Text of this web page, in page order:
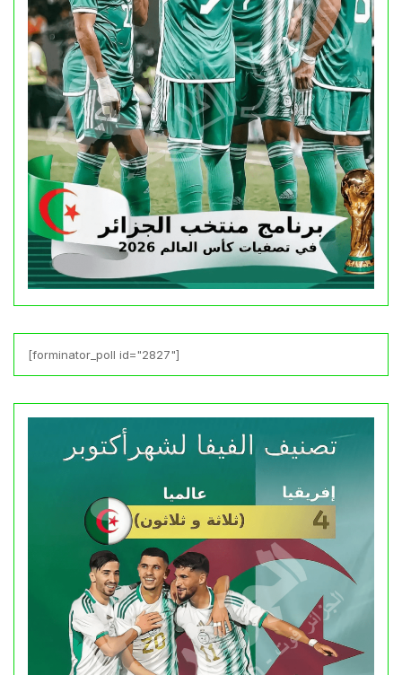
[forminator_poll id="2827"]